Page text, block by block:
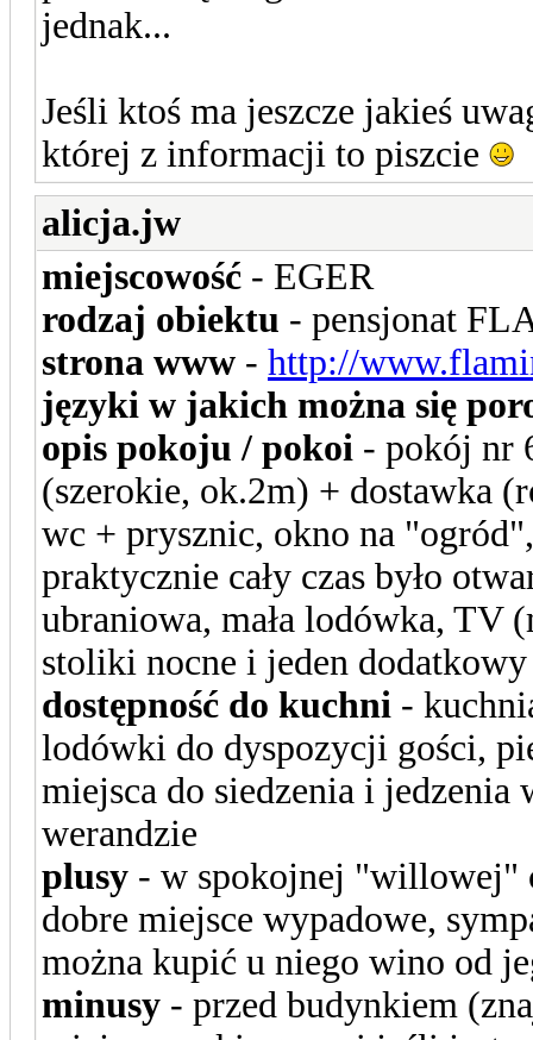
jednak...
Jeśli ktoś ma jeszcze jakieś
której z informacji to piszcie
alicja.jw
miejscowość - EGER
rodzaj obiektu - pensjonat
strona www - http://
języki w jakich można się
opis pokoju / pokoi - pokój nr
(szerokie, ok.2m) + dostawka
wc + prysznic, okno na
praktycznie cały czas było
ubraniowa, mała lodówka, TV
stoliki nocne i jeden dodatkowy
dostępność do kuchni -
lodówki do dyspozycji gości,
miejsca do siedzenia i
werandzie
plusy - w spokojnej "willowej"
dobre miejsce wypadowe,
można kupić u niego wino od
minusy - przed budynkiem